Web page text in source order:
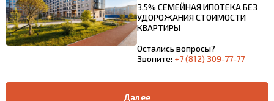
3,5% СЕМЕЙНАЯ ИПОТЕКА БЕЗ
УДОРОЖАНИЯ СТОИМОСТИ
КВАРТИРЫ
Остались вопросы?
Звоните: +7 (812) 309-77-77